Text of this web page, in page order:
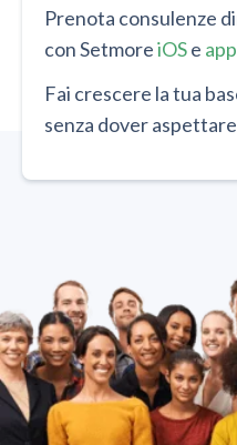
Prenota consulenze
con SetmoreiOSe
Fai crescere la tua
senza dover